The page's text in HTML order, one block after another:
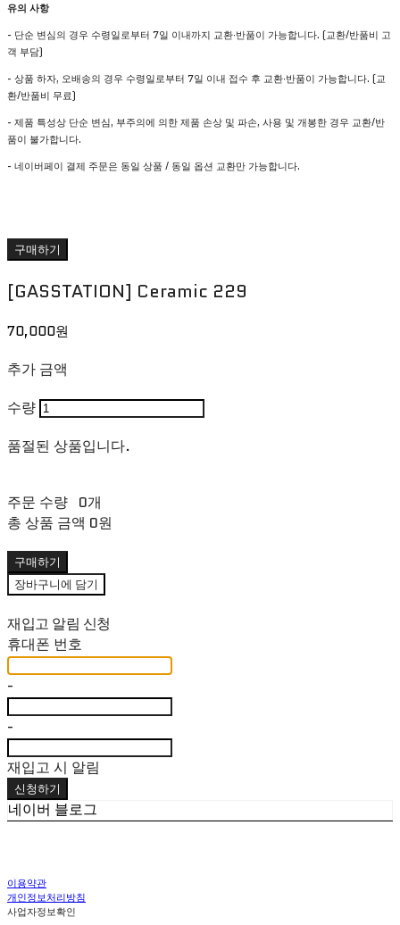
유의 사항
- 단순 변심의 경우 수령일로부터 7일 이내까지 교환∙반품이 가능합니다. (교환/반품비 고
객 부담)
- 상품 하자, 오배송의 경우 수령일로부터 7일 이내 접수 후 교환∙반품이 가능합니다. (교
환/반품비 무료)
- 제품 특성상 단순 변심, 부주의에 의한 제품 손상 및 파손, 사용 및 개봉한 경우 교환/반
품이 불가합니다.
- 네이버페이 결제 주문은 동일 상품 / 동일 옵션 교환만 가능합니다.
구매하기
[GASSTATION] Ceramic 229
70,000원
추가 금액
수량
품절된 상품입니다.
주문 수량 0개
총 상품 금액 0원
구매하기
장바구니에 담기
재입고 알림 신청
휴대폰 번호
-
-
재입고 시 알림
신청하기
네이버 블로그
이용약관
개인정보처리방침
사업자정보확인